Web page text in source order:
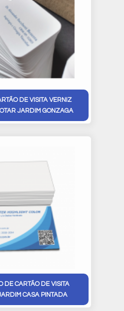
DE VISITA VERNIZ
JARDIM GONZAGA
DE CARTÃO DE VISITA
CASA PINTADA